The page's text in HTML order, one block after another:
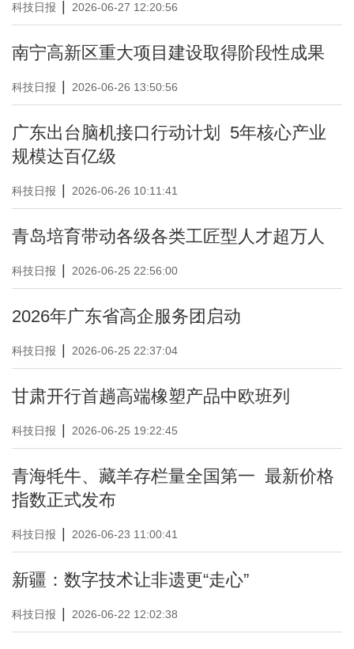
科技日报 2026-06-27 12:20:56
南宁高新区重大项目建设取得阶段性成果
科技日报 2026-06-26 13:50:56
广东出台脑机接口行动计划 5年核心产业
规模达百亿级
科技日报 2026-06-26 10:11:41
青岛培育带动各级各类工匠型人才超万人
科技日报 2026-06-25 22:56:00
2026年广东省高企服务团启动
科技日报 2026-06-25 22:37:04
甘肃开行首趟高端橡塑产品中欧班列
科技日报 2026-06-25 19:22:45
青海牦牛、藏羊存栏量全国第一 最新价格
指数正式发布
科技日报 2026-06-23 11:00:41
新疆：数字技术让非遗更“走心”
科技日报 2026-06-22 12:02:38